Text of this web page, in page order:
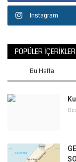
Instagram
POPÜLER İÇERIKLER
Bu Hafta